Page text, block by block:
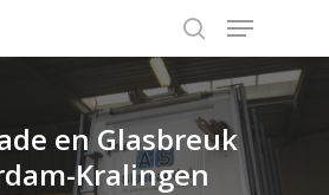
or ESC to close
en Glasbreuk
Kralingen